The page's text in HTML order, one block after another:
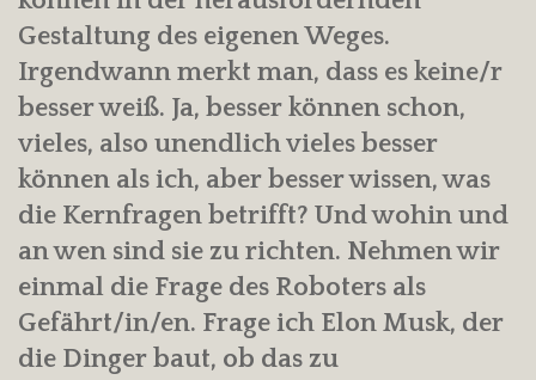
Gestaltung des eigenen Weges.
Irgendwann merkt man, dass es keine/r
besser weiß. Ja, besser können schon,
vieles, also unendlich vieles besser
können als ich, aber besser wissen, was
die Kernfragen betrifft? Und wohin und
an wen sind sie zu richten. Nehmen wir
einmal die Frage des Roboters als
Gefährt/in/en. Frage ich Elon Musk, der
die Dinger baut, ob das zu